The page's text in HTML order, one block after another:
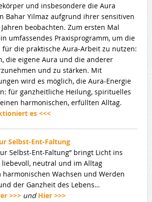
und insbesondere die Aura
Bahar Yilmaz aufgrund ihrer sensitiven
beobachten. Zum ersten Mal
umfassendes Praxisprogramm, um die
für die praktische Aura-Arbeit zu nutzen:
die eigene Aura und die anderer
und zu stärken. Mit
wird es möglich, die Aura-Energie
für ganzheitliche Heilung, spirituelles
harmonischen, erfüllten Alltag.
es <<<
Selbst-Ent-Faltung
Selbst-Ent-Faltung” bringt Licht ins
liebevoll, neutral und im Alltag
harmonischen Wachsen und Werden
der Ganzheit des Lebens…
>>> und Hier >>>